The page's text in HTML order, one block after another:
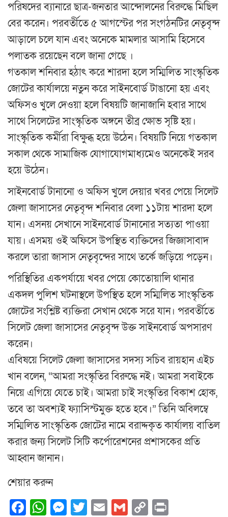
পরিষদের ব্যানারে ছাত্র-জনতার আন্দোলনের বিরুদ্ধে মিছিল
বের করেন। পরবর্তীতে ৫ আগস্টের পর সংগঠনটির নেতৃবৃন্দ
আড়ালে চলে যান এবং অনেকে মামলার আসামি হিসেবে
পলাতক রয়েছেন বলে জানা গেছে ।
গতকাল শনিবার হঠাৎ করে শারদা হলে সম্মিলিত সাংস্কৃতিক
জোটের কার্যালয়ে নতুন করে সাইনবোর্ড টাঙানো হয় এবং
অফিসও খুলে দেওয়া হলে বিষয়টি জানাজানি হবার সাথে
সাথে সিলেটের সাংস্কৃতিক অঙ্গনে তীব্র ক্ষোভ সৃষ্টি হয়।
সাংস্কৃতিক কর্মীরা বিক্ষুব্ধ হয়ে উঠেন। বিষয়টি নিয়ে গতকাল
সকাল থেকে সামাজিক যোগাযোগমাধ্যমেও অনেকেই সরব
হয়ে উঠেন।
সাইনবোর্ড টানানো ও অফিস খুলে দেয়ার খবর পেয়ে সিলেট
জেলা জাসাসের নেতৃবৃন্দ শনিবার বেলা ১১টায় শারদা হলে
যান। এসনয় সেখানে সাইনবোর্ড টানানোর সত্যতা পাওয়া
যায়। এসময় ওই অফিসে উপস্থিত ব্যক্তিদের জিজ্ঞাসাবাদ
করলে তারা জাসাস নেতৃবৃন্দের সাথে তর্কে জড়িয়ে পড়েন।
পরিস্থিতির একপর্যায়ে খবর পেয়ে কোতোয়ালি থানার
একদল পুলিশ ঘটনাস্থলে উপস্থিত হলে সম্মিলিত সাংস্কৃতিক
জোটের সংশ্লিষ্ট ব্যক্তিরা সেখান থেকে সরে যান। পরবর্তীতে
সিলেট জেলা জাসাসের নেতৃবৃন্দ উক্ত সাইনবোর্ড অপসারণ
করেন।
এবিষয়ে সিলেট জেলা জাসাসের সদস্য সচিব রায়হান এইচ
খান বলেন, “আমরা সংস্কৃতির বিরুদ্ধে নই। আমরা সবাইকে
নিয়ে এগিয়ে যেতে চাই। আমরা চাই সংস্কৃতির বিকাশ হোক,
তবে তা অবশ্যই ফ্যাসিস্টমুক্ত হতে হবে।” তিনি অবিলম্বে
সম্মিলিত সাংস্কৃতিক জোটের নামে বরাদ্দকৃত কার্যালয় বাতিল
করার জন্য সিলেট সিটি কর্পোরেশনের প্রশাসকের প্রতি
আহ্বান জানান।
শেয়ার করুন
Facebook
WhatsApp
Messenger
Twitter
EmailGmail
Copy